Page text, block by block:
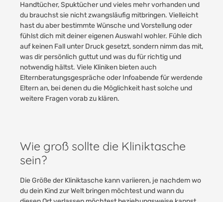
Handtücher, Spuktücher und vieles mehr vorhanden und
du brauchst sie nicht zwangsläufig mitbringen. Vielleicht
hast du aber bestimmte Wünsche und Vorstellung oder
fühlst dich mit deiner eigenen Auswahl wohler. Fühle dich
auf keinen Fall unter Druck gesetzt, sondern nimm das mit,
was dir persönlich guttut und was du für richtig und
notwendig hältst. Viele Kliniken bieten auch
Elternberatungsgespräche oder Infoabende für werdende
Eltern an, bei denen du die Möglichkeit hast solche und
weitere Fragen vorab zu klären.
Wie groß sollte die Kliniktasche
sein?
Die Größe der Kliniktasche kann variieren, je nachdem wo
du dein Kind zur Welt bringen möchtest und wann du